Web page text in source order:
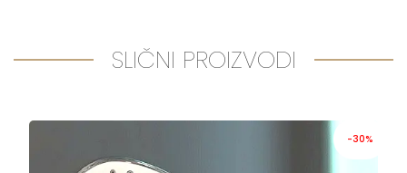
SLIČNI PROIZVODI
-30%